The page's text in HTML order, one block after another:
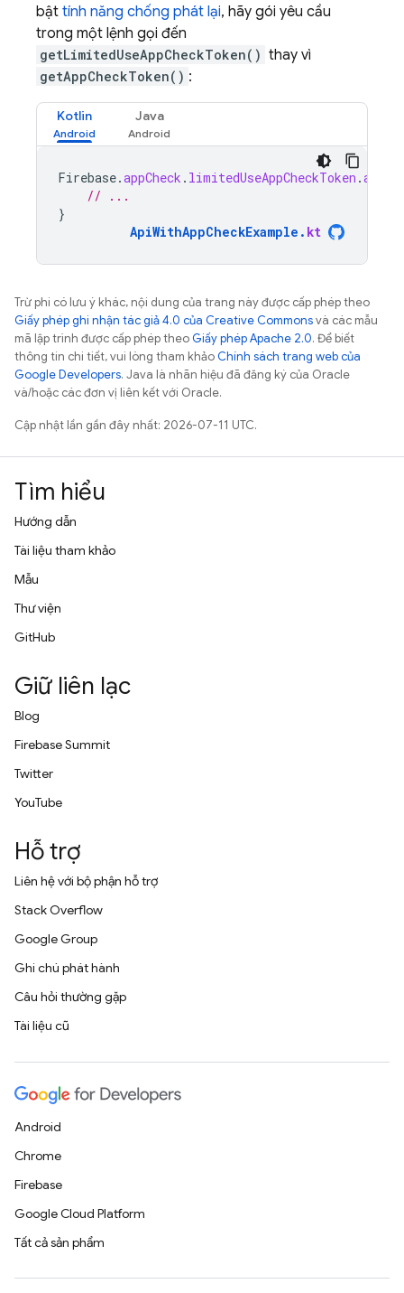
bật tính năng chống phát lại, hãy gói yêu cầu
trong một lệnh gọi đến
getLimitedUseAppCheckToken() thay vì
getAppCheckToken() :
Kotlin Java
Firebase.appCheck . limitedUseAppCheckToken .
// ...
}
ApiWithAppCheckExample . kt
Trừ phi có lưu ý khác, nội dung của trang này được cấp phép theo
Giấy phép ghi nhận tác giả 4.0 của Creative Commonsvà các mẫu
mã lập trình được cấp phép theoGiấy phép Apache 2.0. Để biết
thông tin chi tiết, vui lòng tham khảoChính sách trang web của
Google Developers. Java là nhãn hiệu đã đăng ký của Oracle
và/hoặc các đơn vị liên kết với Oracle.
Cập nhật lần gần đây nhất: 2026-07-11 UTC.
Tìm hiểu
Hướng dẫn
Tài liệu tham khảo
Mẫu
Thư viện
GitHub
Giữ liên lạc
Blog
Firebase Summit
Twitter
YouTube
Hỗ trợ
Liên hệ với bộ phận hỗ trợ
Stack Overflow
Google Group
Ghi chú phát hành
Câu hỏi thường gặp
Tài liệu cũ
Android
Chrome
Firebase
Google Cloud Platform
Tất cả sản phẩm